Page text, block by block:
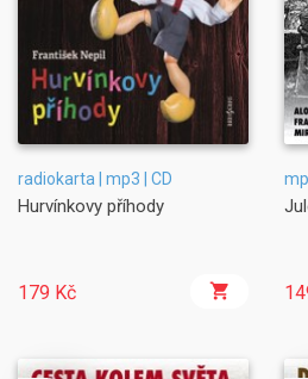
radiokarta | mp3 | CD
Hurvínkovy příhody
179 Kč